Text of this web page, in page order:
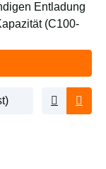
Entladung
(C100-
C100.